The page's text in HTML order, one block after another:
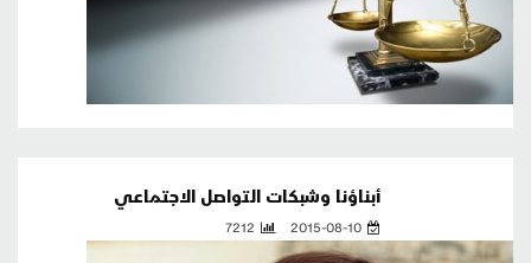
أبناؤنا وشبكات التواصل الاجتماعي
2015-08-10
7212